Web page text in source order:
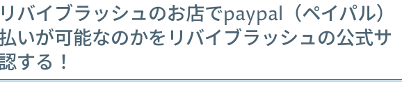
バイブラッシュのお店でpaypal（ペイパル）
いが可能なのかをリバイブラッシュの公式サ
する！